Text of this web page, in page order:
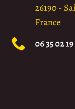
26190-
France
06 35 02